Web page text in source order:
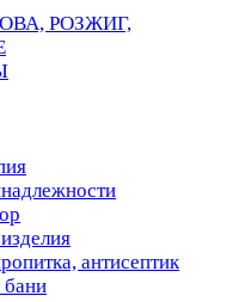
РОЗЖИГ,
антисептик